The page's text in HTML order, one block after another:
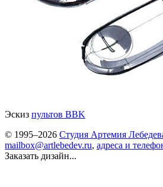
Эскиз пультов BBK
© 1995–2026 Студия Артемия
mailbox@artlebedev.ru, адреса и
Заказать дизайн...